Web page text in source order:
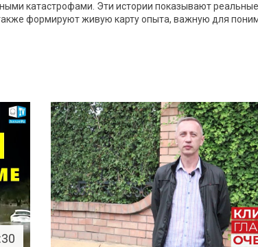
катастрофами. Эти истории показывают
формируют живую карту опыта, важную для